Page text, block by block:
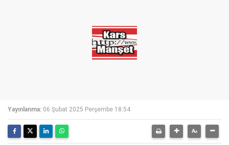
Yayınlanma: 06 Şubat 2025 Perşembe 18:54